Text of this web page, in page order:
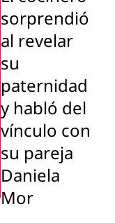
sorprendió
al revelar
su
paternidad
y habló del
vínculo con
su pareja
Daniela
Mor